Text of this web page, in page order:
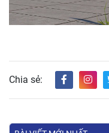
Chia sẻ: